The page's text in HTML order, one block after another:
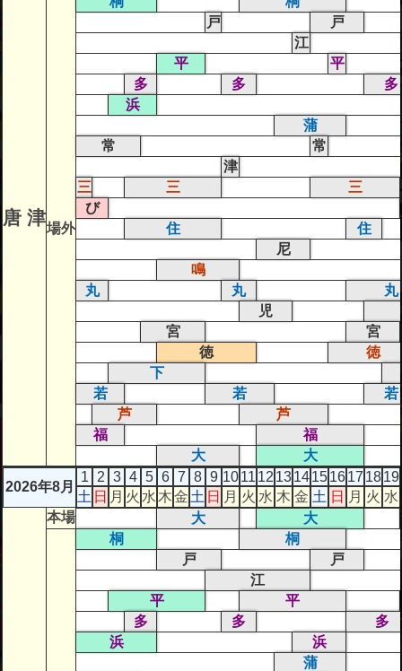
唐 津場外
戸
戸
江
平
平
多
多
多
浜
蒲
常
常
津
三
三
三
び
住
住
尼
鳴
丸
丸
丸
児
宮
宮
徳
徳
下
若
若
若
芦
芦
福
福
大
大
2026年8月
1 2 3 4 5 6 7 8 9 1011 12 1314151617 1819
土 日 月 火 水 木金 土 日 月 火 水 木 金 土 日 月 火 水
本場
大
大
桐
桐
戸
戸
江
平
平
多
多
多
浜
浜
蒲